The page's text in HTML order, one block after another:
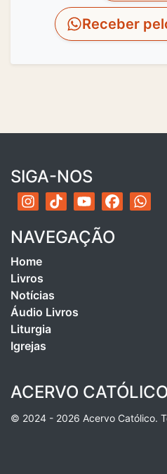
Receber
SIGA-NOS
NAVEGAÇÃO
Home
Livros
Notícias
Áudio Livros
Liturgia
Igrejas
ACERVO CATÓLICO
© 2024 - 2026 Acervo Católico.